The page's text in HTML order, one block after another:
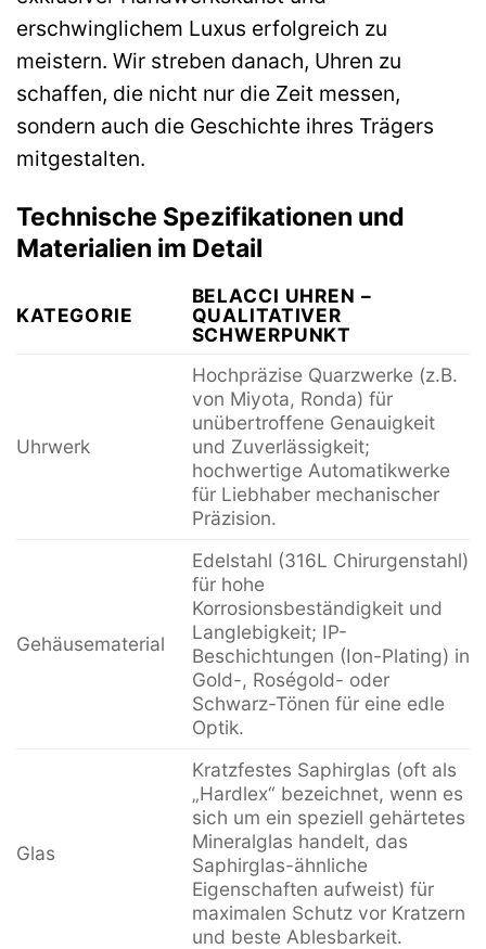
erschwinglichem Luxus erfolgreich zu
meistern. Wir streben danach, Uhren zu
schaffen, die nicht nur die Zeit messen,
sondern auch die Geschichte ihres Trägers
mitgestalten.
Technische Spezifikationen und
Materialien im Detail
KATEGORIE
BELACCI UHREN –
QUALITATIVER
SCHWERPUNKT
Uhrwerk
Hochpräzise Quarzwerke (z.B.
von Miyota, Ronda) für
unübertroffene Genauigkeit
und Zuverlässigkeit;
hochwertige Automatikwerke
für Liebhaber mechanischer
Präzision.
Gehäusematerial
Edelstahl (316L Chirurgenstahl)
für hohe
Korrosionsbeständigkeit und
Langlebigkeit; IP-
Beschichtungen (Ion-Plating) in
Gold-, Roségold- oder
Schwarz-Tönen für eine edle
Optik.
Glas
Kratzfestes Saphirglas (oft als
„Hardlex“ bezeichnet, wenn es
sich um ein speziell gehärtetes
Mineralglas handelt, das
Saphirglas-ähnliche
Eigenschaften aufweist) für
maximalen Schutz vor Kratzern
und beste Ablesbarkeit.